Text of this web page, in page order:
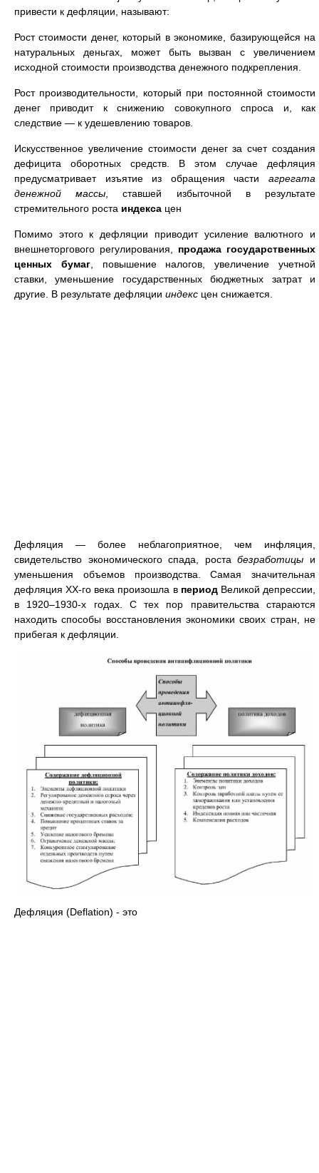
привести к дефляции, называют:
Рост стоимости денег, который в экономике, базирующейся на
натуральных деньгах, может быть вызван с увеличением
исходной стоимости производства денежного подкрепления.
Рост производительности, который при постоянной стоимости
денег приводит к снижению совокупного спроса и, как
следствие — к удешевлению товаров.
Искусственное увеличение стоимости денег за счет создания
дефицита оборотных средств. В этом случае дефляция
предусматривает изъятие из обращения части агрегата
денежной массы , ставшей избыточной в результате
стремительного роста индекса цен
Помимо этого к дефляции приводит усиление валютного и
внешнеторгового регулирования, продажа государственных
ценных бумаг, повышение налогов, увеличение учетной
ставки, уменьшение государственных бюджетных затрат и
другие. В результате дефляции индекс цен снижается.
Дефляция — более неблагоприятное, чем инфляция,
свидетельство экономического спада, ростабезработицы и
уменьшения объемов производства. Самая значительная
дефляция XX-го века произошла в периодВеликой депрессии,
в 1920–1930-х годах. С тех пор правительства стараются
находить способы восстановления экономики своих стран, не
прибегая к дефляции.
Дефляция (Deflation) - это